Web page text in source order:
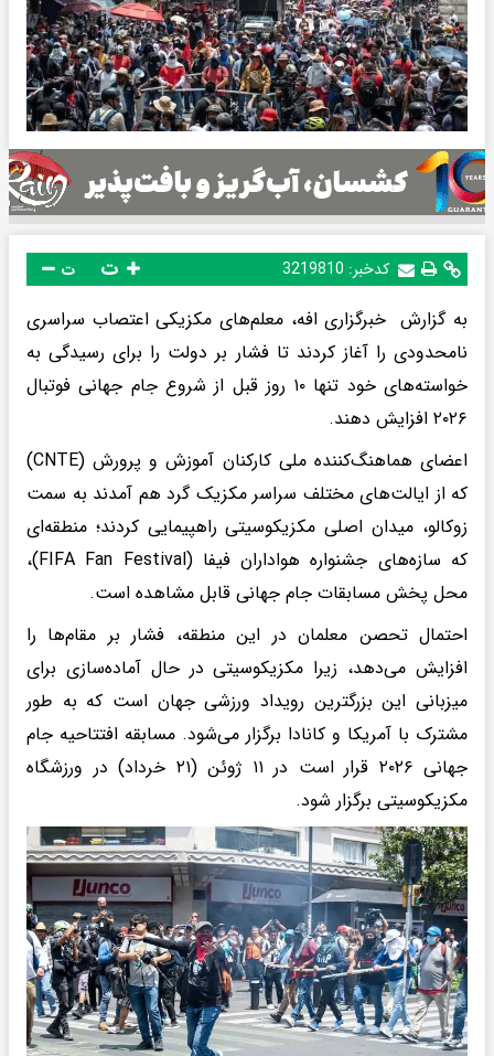
کدخبر: 3219810 ت
به گزارش خبرگزاری افه، معلم‌های مکزیکی اعتصاب سراسری
نامحدودی را آغاز کردند تا فشار بر دولت را برای رسیدگی به
خواسته‌های خود تنها ۱۰ روز قبل از شروع جام جهانی فوتبال
۲۰۲۶ افزایش دهند.
اعضای هماهنگ‌کننده ملی کارکنان آموزش و پرورش (CNTE)
که از ایالت‌های مختلف سراسر مکزیک گرد هم آمدند به سمت
زوکالو، میدان اصلی مکزیکوسیتی راهپیمایی کردند؛ منطقه‌ای
که سازه‌های جشنواره هواداران فیفا (FIFA Fan Festival)،
محل پخش مسابقات جام جهانی قابل مشاهده است.
احتمال تحصن معلمان در این منطقه، فشار بر مقام‌ها را
افزایش می‌دهد، زیرا مکزیکوسیتی در حال آماده‌سازی برای
میزبانی این بزرگترین رویداد ورزشی جهان است که به طور
مشترک با آمریکا و کانادا برگزار می‌شود. مسابقه افتتاحیه جام
جهانی ۲۰۲۶ قرار است در ۱۱ ژوئن (۲۱ خرداد) در ورزشگاه
مکزیکوسیتی برگزار شود.